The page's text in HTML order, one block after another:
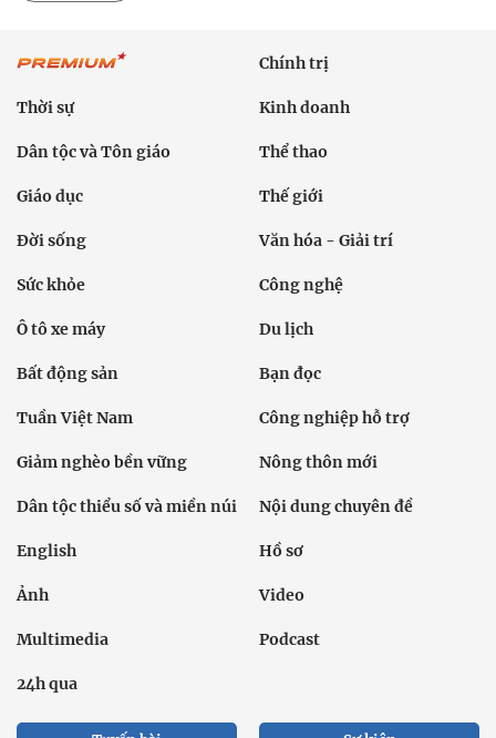
Chính trị
Thời sự Kinh doanh
Dân tộc và Tôn giáo Thể thao
Giáo dục Thế giới
Đời sống Văn hóa - Giải trí
Sức khỏe Công nghệ
Ô tô xe máy Du lịch
Bất động sản Bạn đọc
Tuần Việt Nam Công nghiệp hỗ trợ
Giảm nghèo bền vững Nông thôn mới
Dân tộc thiểu số và miền núi Nội dung chuyên đề
English Hồ sơ
Ảnh Video
Multimedia Podcast
24h qua